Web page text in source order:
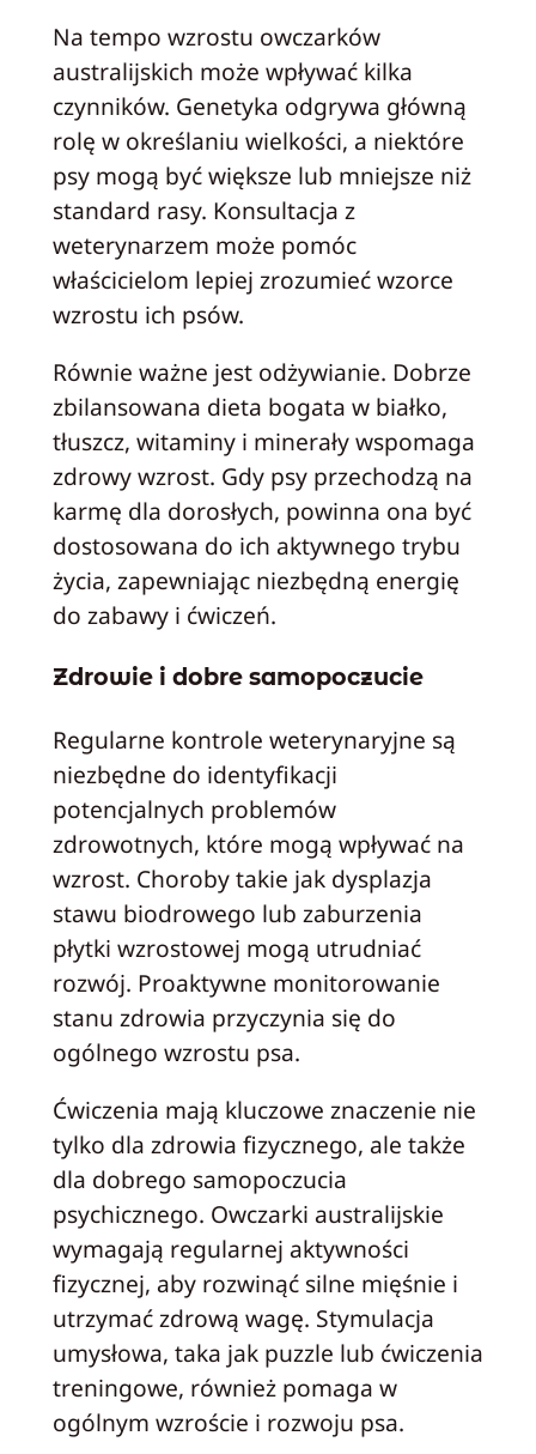
Na tempo wzrostu owczarków
australijskich może wpływać kilka
czynników. Genetyka odgrywa główną
rolę w określaniu wielkości, a niektóre
psy mogą być większe lub mniejsze niż
standard rasy. Konsultacja z
weterynarzem może pomóc
właścicielom lepiej zrozumieć wzorce
wzrostu ich psów.
Równie ważne jest odżywianie. Dobrze
zbilansowana dieta bogata w białko,
tłuszcz, witaminy i minerały wspomaga
zdrowy wzrost. Gdy psy przechodzą na
karmę dla dorosłych, powinna ona być
dostosowana do ich aktywnego trybu
życia, zapewniając niezbędną energię
do zabawy i ćwiczeń.
Zdrowie i dobre samopoczucie
Regularne kontrole weterynaryjne są
niezbędne do identyfikacji
potencjalnych problemów
zdrowotnych, które mogą wpływać na
wzrost. Choroby takie jak dysplazja
stawu biodrowego lub zaburzenia
płytki wzrostowej mogą utrudniać
rozwój. Proaktywne monitorowanie
stanu zdrowia przyczynia się do
ogólnego wzrostu psa.
Ćwiczenia mają kluczowe znaczenie nie
tylko dla zdrowia fizycznego, ale także
dla dobrego samopoczucia
psychicznego. Owczarki australijskie
wymagają regularnej aktywności
fizycznej, aby rozwinąć silne mięśnie i
utrzymać zdrową wagę. Stymulacja
umysłowa, taka jak puzzle lub ćwiczenia
treningowe, również pomaga w
ogólnym wzroście i rozwoju psa.